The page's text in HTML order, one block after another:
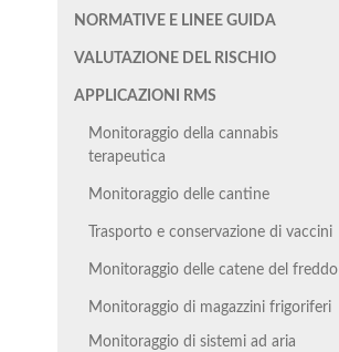
NORMATIVE E LINEE GUIDA
VALUTAZIONE DEL RISCHIO
APPLICAZIONI RMS
Monitoraggio della cannabis
terapeutica
Monitoraggio delle cantine
Trasporto e conservazione di vaccini
Monitoraggio delle catene del freddo
Monitoraggio di magazzini frigoriferi
Monitoraggio di sistemi ad aria